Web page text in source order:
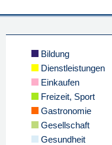
Bildung
Dienstleistungen
Einkaufen
Freizeit, Sport
Gastronomie
Gesellschaft
Gesundheit